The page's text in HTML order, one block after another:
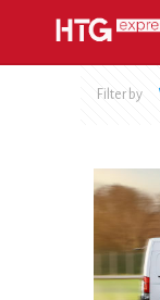
Filter by